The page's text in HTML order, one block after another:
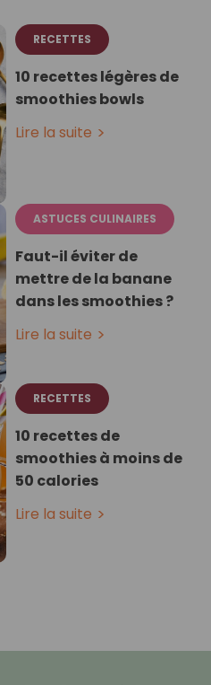
RECETTES
10 recettes légères de
smoothies bowls
Lire la suite
ASTUCES CULINAIRES
Faut-il éviter de
mettre de la banane
dans les smoothies ?
Lire la suite
RECETTES
10 recettes de
smoothies à moins de
50 calories
Lire la suite